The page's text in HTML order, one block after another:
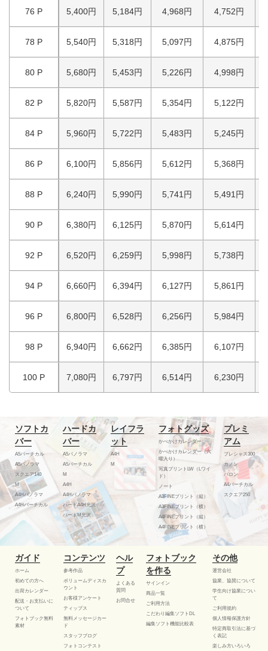
76 P 5,400円 5,184円 4,968円 4,752円
78 P 5,540円 5,318円 5,097円 4,875円
80 P 5,680円 5,453円 5,226円 4,998円
82 P 5,820円 5,587円 5,354円 5,122円
84 P 5,960円 5,722円 5,483円 5,245円
86 P 6,100円 5,856円 5,612円 5,368円
88 P 6,240円 5,990円 5,741円 5,491円
90 P 6,380円 6,125円 5,870円 5,614円
92 P 6,520円 6,259円 5,998円 5,738円
94 P 6,660円 6,394円 6,127円 5,861円
96 P 6,800円 6,528円 6,256円 5,984円
98 P 6,940円 6,662円 6,385円 6,107円
100 P 7,080円 6,797円 6,514円 6,230円
ソフトカ
バー
A5バーチカル
A5パノラマ
スクエア140
M
A4Hパノラマ
A4Hバーチカル
ハードカ
バー
A5パノラマ
A5バーチカル
M
A4H
A4Hパノラマ
ハードA4H光沢
ハードM光沢
レイフラ
ット
A4H
M
フォトグッズ
かべかけカレンダー
かべかけカレンダー（六
曜入り）
写真プリントLW（Lワイ
ド）
ノート
A3FINEプリント（縦）
A3FINEプリント（横）
A4FINEプリント（縦）
A4FINEプリント（横）
プレミ
アム
プレシャス300
カノン
バロン
A4バーチカル
スクエア250
ガイド
ホーム
初めての方へ
出荷カレンダー
配送・お支払いに
ついて
フォトブック無料
素材
コンテンツ
参考作品
ボリュームディスカ
ウント
お客様アンケート
ティップス
無料メッセージカー
ド
スタッフブログ
フォトコンテスト
ヘル
プ
よくある
質問
お問合せ
フォトブック
を作る
サインイン
商品一覧
ご利用方法
こだわり編集ソフトDL
編集ソフト機能比較表
その他
運営会社
協業、協賛について
学生向け協業につい
て
ご利用規約
個人情報保護方針
特定商取引法に基づ
く表記
楽しみ方いろいろ